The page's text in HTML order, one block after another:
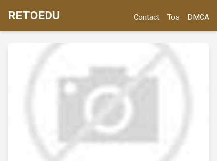
RETOEDU Contact Tos DMCA